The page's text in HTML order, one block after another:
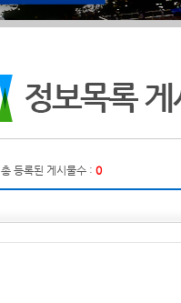
총 등록된 게시물수 : 0